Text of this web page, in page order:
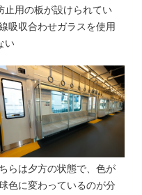
止用の板が設けられてい
吸収合わせガラスを使用
い
らは夕方の状態で、色が
色に変わっているのが分